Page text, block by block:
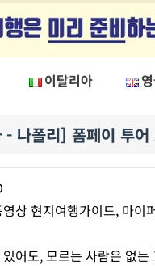
이탈리아
- 나폴리] 폼페이 투어
상 현지여행가이드, 마이
어도, 모르는 사람은 없